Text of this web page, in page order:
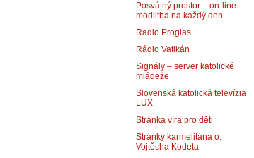
Posvátný prostor – on-line
modlitba na každý den
Radio Proglas
Rádio Vatikán
Signály – server katolické
mládeže
Slovenská katolická televízia
LUX
Stránka víra pro děti
Stránky karmelitána o.
Vojtěcha Kodeta